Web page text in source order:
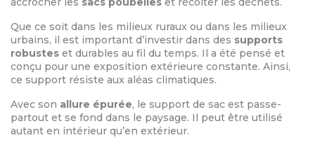
Que ce soit dans les milieux ruraux ou dans les milieux
urbains, il est important d’investir dans des supports
robustes et durables au fil du temps. Il a été pensé et
conçu pour une exposition extérieure constante. Ainsi,
ce support résiste aux aléas climatiques.
Avec son allure épurée, le support de sac est passe-
partout et se fond dans le paysage. Il peut être utilisé
autant en intérieur qu’en extérieur.